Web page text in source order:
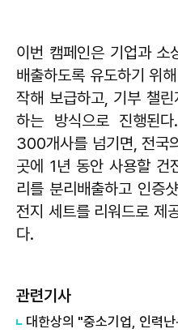
이번 캠페인은 기업과 소
배출하도록 유도하기 위
작해 보급하고, 기부 챌
하는 방식으로 진행된
300개사를 넘기면, 전국
곳에 1년 동안 사용할 건
리를 분리배출하고 인증
전지 세트를 리워드로 제
다.
관련기사